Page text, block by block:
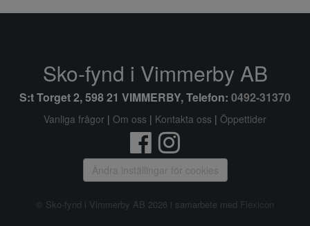
Sko-fynd i Vimmerby AB
S:t Torget 2, 598 21 VIMMERBY, Telefon: 0492-31370
Vanliga frågor | Om oss | Kontakta oss | Öppettider
Ändra inställingar för cookies
© Sko-fynd i Vimmerby AB 2026 i samarbete med Flexicon